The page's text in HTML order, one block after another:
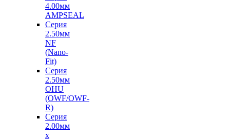
4.00мм
AMPSEAL
Серия
2.50мм
NF
(Nano-
Fit)
Серия
2.50мм
OHU
(OWF/OWF-
R)
Серия
2.00мм
x